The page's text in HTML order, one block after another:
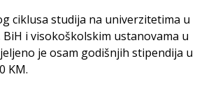
ciklusa studija na univerzitetima u
BiH i visokoškolskim ustanovama u
je osam godišnjih stipendija u
KM.